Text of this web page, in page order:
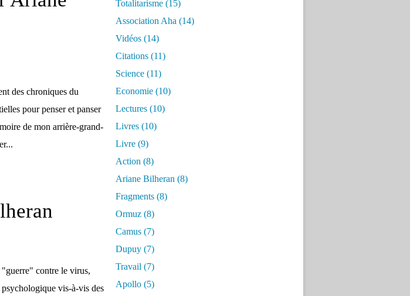
des chroniques du
pour penser et panser
de mon arrière-grand-
"guerre" contre le virus,
vis-à-vis des
Totalitarisme (15)
Association Aha (14)
Vidéos (14)
Citations (11)
Science (11)
Economie (10)
Lectures (10)
Livres (10)
Livre (9)
Action (8)
Ariane Bilheran (8)
Fragments (8)
Ormuz (8)
Camus (7)
Dupuy (7)
Travail (7)
Apollo (5)